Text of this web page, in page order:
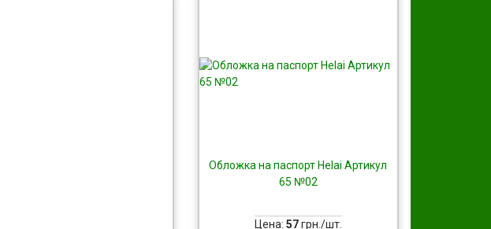
Обложка на паспорт Helai Артикул
65 №02
Цена: 57грн./шт.